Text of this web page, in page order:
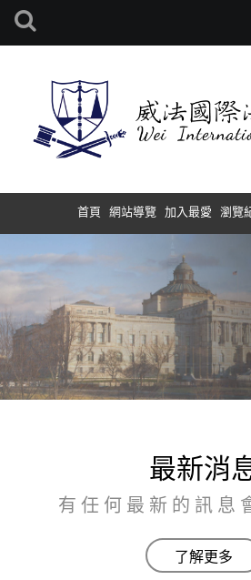
首頁 網站導覽 加入最愛 瀏覽
最新消
有任何最新的訊息